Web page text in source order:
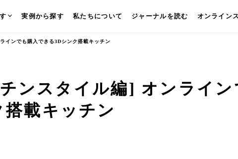
ラキッチン 壁付けキッチン 対面キッチン
実例から探す 私たちについて ジャーナルを読む オンライン
ンでも購入できる3Dシンク搭載キッチン
ンスタイル編] オンライン
載キッチン